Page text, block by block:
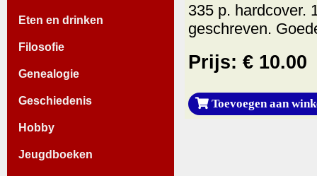
Eten en drinken
Filosofie
Genealogie
Geschiedenis
Hobby
Jeugdboeken
335 p. hardcover.
geschreven.
Prijs: € 10.00
Toevoegen aan